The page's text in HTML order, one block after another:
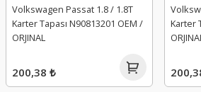
Volkswagen Passat 1.8 / 1.8T
Karter Tapası N90813201 OEM /
ORJINAL
200,38 ₺
Karter